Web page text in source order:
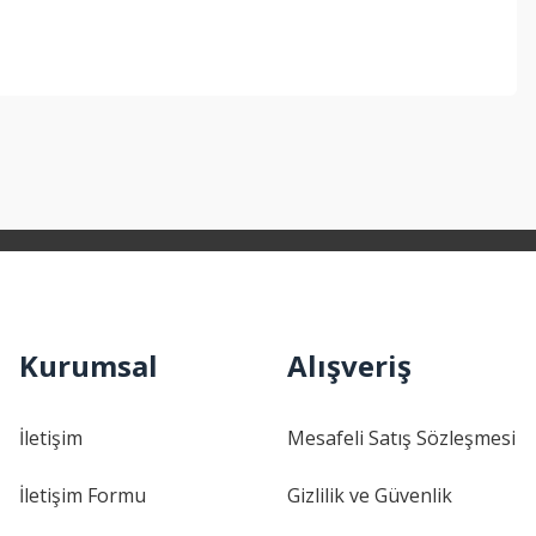
Kurumsal
İletişim
İletişim Formu
Alışveriş
Mesafeli Satış Sözleşmesi
Gizlilik ve Güvenlik